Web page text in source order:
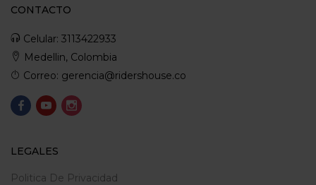
CONTACTO
Celular: 3113422933
Medellin, Colombia
Correo: gerencia@ridershouse.co
LEGALES
Politica De Privacidad